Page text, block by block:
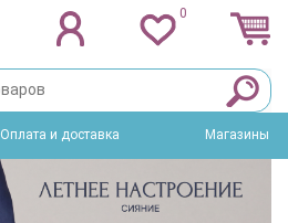
0
Оплата и доставка Магазины